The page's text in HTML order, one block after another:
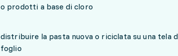
o prodotti a base di cloro
distribuire la pasta nuova o riciclata su una tela
foglio